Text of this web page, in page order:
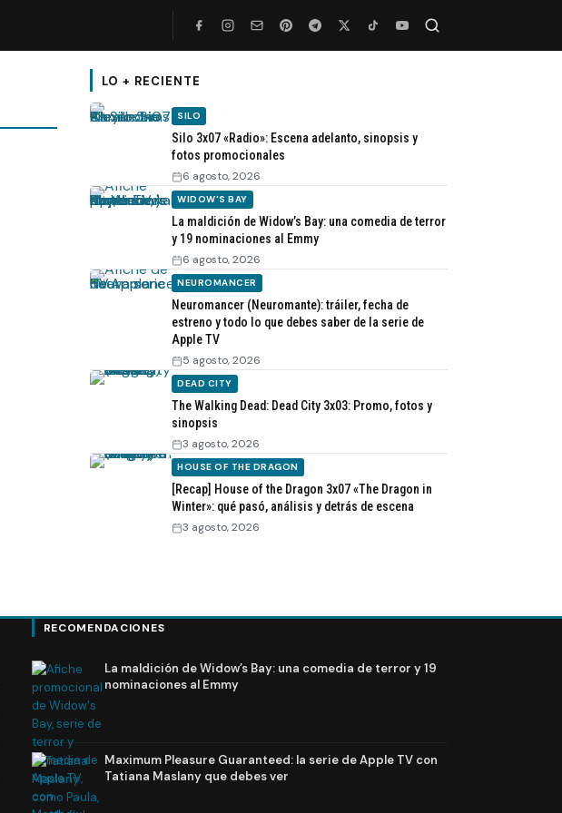
LO + RECIENTE
SILO
Silo 3x07 «Radio»: Escena adelanto, sinopsis y
fotos promocionales
6 agosto, 2026
WIDOW'S BAY
La maldición de Widow’s Bay: una comedia de terror
y 19 nominaciones al Emmy
6 agosto, 2026
NEUROMANCER
Neuromancer (Neuromante): tráiler, fecha de
estreno y todo lo que debes saber de la serie de
Apple TV
5 agosto, 2026
DEAD CITY
The Walking Dead: Dead City 3x03: Promo, fotos y
sinopsis
3 agosto, 2026
HOUSE OF THE DRAGON
[Recap] House of the Dragon 3x07 «The Dragon in
Winter»: qué pasó, análisis y detrás de escena
3 agosto, 2026
RECOMENDACIONES
La maldición de Widow’s Bay: una comedia de terror y 19
nominaciones al Emmy
Maximum Pleasure Guaranteed: la serie de Apple TV con
Tatiana Maslany que debes ver